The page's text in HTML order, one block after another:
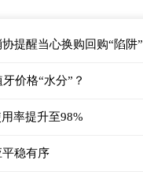
提醒当心换购回购“陷阱”
价格“水分”？
率提升至98%
稳有序